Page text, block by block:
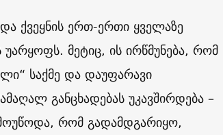
ქვეყნის ერთ-ერთი ყველაზე
მეტიც, ის ირწმუნება, რომ
საქმე და დაუფარავი
განცხადებას უკავშირდება –
რომ გადამდგარიყო,